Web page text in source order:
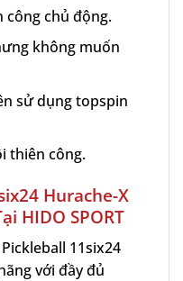
công chủ động.
không muốn
sử dụng topspin
thiên công.
Hurache-X
HIDO SPORT
11six24
với đầy đủ